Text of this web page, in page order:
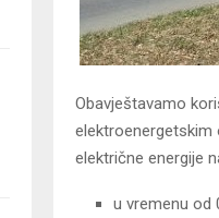
Obavještavamo
elektroenergetskim
električne energije
u vremenu od